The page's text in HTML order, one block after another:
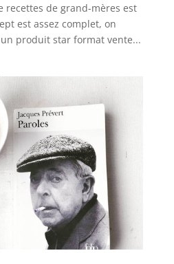
recettes de grand-mères est
est assez complet, on
produit star format vente...